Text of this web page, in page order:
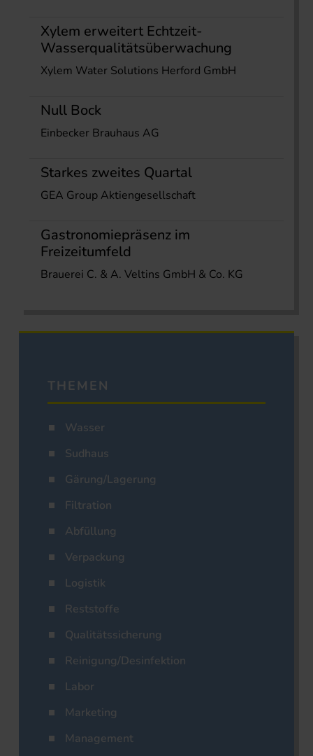
Xylem erweitert Echtzeit-
Wasserqualitätsüberwachung
Xylem Water Solutions Herford GmbH
Null Bock
Einbecker Brauhaus AG
Starkes zweites Quartal
GEA Group Aktiengesellschaft
Gastronomiepräsenz im
Freizeitumfeld
Brauerei C. & A. Veltins GmbH & Co. KG
THEMEN
Wasser
Sudhaus
Gärung/Lagerung
Filtration
Abfüllung
Verpackung
Logistik
Reststoffe
Qualitätssicherung
Reinigung/Desinfektion
Labor
Marketing
Management